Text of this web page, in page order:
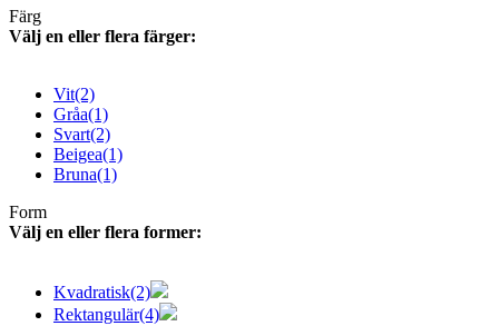
Färg
Välj en eller flera färger:
Vit(2)
Gråa(1)
Svart(2)
Beigea(1)
Bruna(1)
Form
Välj en eller flera former:
Kvadratisk(2)
Rektangulär(4)